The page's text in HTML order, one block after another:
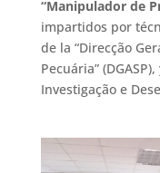
“Manipulador de
impartidos por
de la “Direcção
Pecuária”
Investigação e